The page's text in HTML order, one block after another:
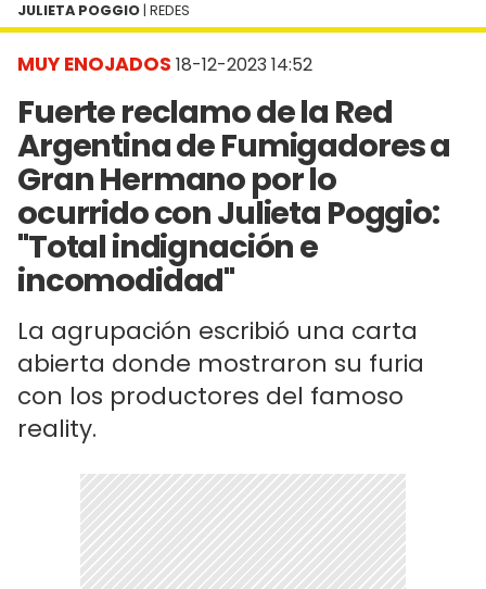
MUY ENOJADOS 18-12-2023 14:52
Fuerte reclamo de la Red
Argentina de Fumigadores a
Gran Hermano por lo
ocurrido con Julieta Poggio:
"Total indignación e
incomodidad"
La agrupación escribió una carta
abierta donde mostraron su furia
con los productores del famoso
reality.
JULIETA POGGIO | REDES